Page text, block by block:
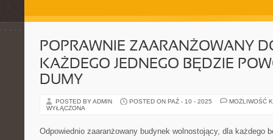
POPRAWNIE ZAARANŻOWANY
KAŻDEGO JEDNEGO BĘDZIE
DUMY
POSTED BY ADMIN POSTED ON PAŹ - 10 - 2025
MOŻLIWOŚĆ
WYŁĄCZONA
Odpowiednio zaaranżowany budynek wolnostojący, dla każdego